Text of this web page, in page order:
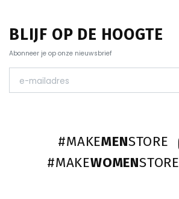
BLIJF OP DE HOOGTE
Abonneer je op onze nieuwsbrief
#MAKEMENSTORE
#MAKEWOMENSTORE